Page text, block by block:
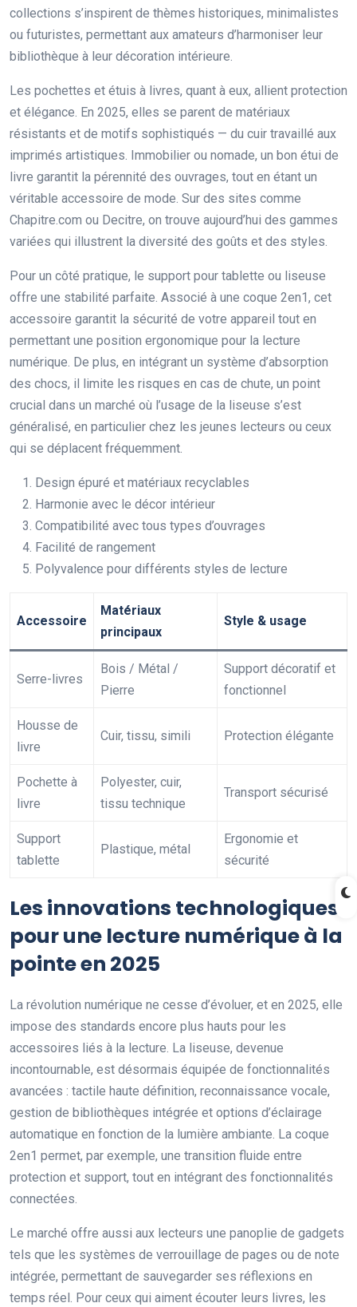
collections s’inspirent de thèmes historiques, minimalistes
ou futuristes, permettant aux amateurs d’harmoniser leur
bibliothèque à leur décoration intérieure.
Les pochettes et étuis à livres, quant à eux, allient protection
et élégance. En 2025, elles se parent de matériaux
résistants et de motifs sophistiqués — du cuir travaillé aux
imprimés artistiques. Immobilier ou nomade, un bon étui de
livre garantit la pérennité des ouvrages, tout en étant un
véritable accessoire de mode. Sur des sites comme
Chapitre.com ou Decitre, on trouve aujourd’hui des gammes
variées qui illustrent la diversité des goûts et des styles.
Pour un côté pratique, le support pour tablette ou liseuse
offre une stabilité parfaite. Associé à une coque 2en1, cet
accessoire garantit la sécurité de votre appareil tout en
permettant une position ergonomique pour la lecture
numérique. De plus, en intégrant un système d’absorption
des chocs, il limite les risques en cas de chute, un point
crucial dans un marché où l’usage de la liseuse s’est
généralisé, en particulier chez les jeunes lecteurs ou ceux
qui se déplacent fréquemment.
Design épuré et matériaux recyclables
Harmonie avec le décor intérieur
Compatibilité avec tous types d’ouvrages
Facilité de rangement
Polyvalence pour différents styles de lecture
Accessoire
Matériaux
principaux
Style & usage
Serre-livres
Bois / Métal /
Pierre
Support décoratif et
fonctionnel
Housse de
livre
Cuir, tissu, simili Protection élégante
Pochette à
livre
Polyester, cuir,
tissu technique
Transport sécurisé
Support
tablette
Plastique, métal
Ergonomie et
sécurité
Les innovations technologiques
pour une lecture numérique à la
pointe en 2025
La révolution numérique ne cesse d’évoluer, et en 2025, elle
impose des standards encore plus hauts pour les
accessoires liés à la lecture. La liseuse, devenue
incontournable, est désormais équipée de fonctionnalités
avancées : tactile haute définition, reconnaissance vocale,
gestion de bibliothèques intégrée et options d’éclairage
automatique en fonction de la lumière ambiante. La coque
2en1 permet, par exemple, une transition fluide entre
protection et support, tout en intégrant des fonctionnalités
connectées.
Le marché offre aussi aux lecteurs une panoplie de gadgets
tels que les systèmes de verrouillage de pages ou de note
intégrée, permettant de sauvegarder ses réflexions en
temps réel. Pour ceux qui aiment écouter leurs livres, les